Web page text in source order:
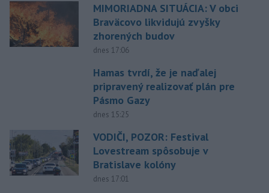
MIMORIADNA SITUÁCIA: V obci
Braväcovo likvidujú zvyšky
zhorených budov
dnes 17:06
Hamas tvrdí, že je naďalej
pripravený realizovať plán pre
Pásmo Gazy
dnes 15:25
VODIČI, POZOR: Festival
Lovestream spôsobuje v
Bratislave kolóny
dnes 17:01